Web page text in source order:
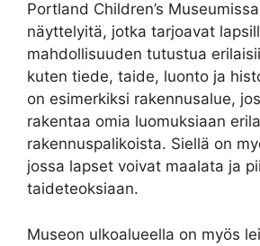
Portland Children’s
näyttelyitä, jotka tarjoavat
mahdollisuuden tutustua
kuten tiede, taide, luonto ja
on esimerkiksi rakennusalue,
rakentaa omia luomuksiaan
rakennuspalikoista. Siellä on
jossa lapset voivat maalata ja
taideteoksiaan.
Museon ulkoalueella on myös